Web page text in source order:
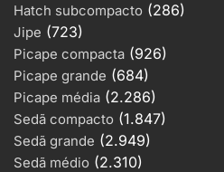
Hatch subcompacto (286)
Jipe (723)
Picape compacta (926)
Picape grande (684)
Picape média (2.286)
Sedã compacto (1.847)
Sedã grande (2.949)
Sedã médio (2.310)
2
Mercedes-
Avantgarde
Zero Km a